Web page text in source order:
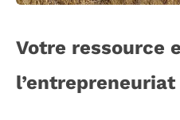
Votre ressource
l’entrepreneuriat